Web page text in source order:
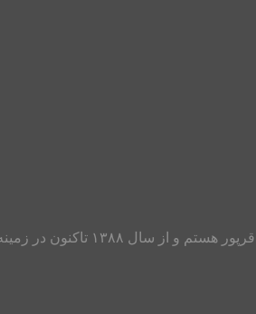
سلام به دانش آموزان،